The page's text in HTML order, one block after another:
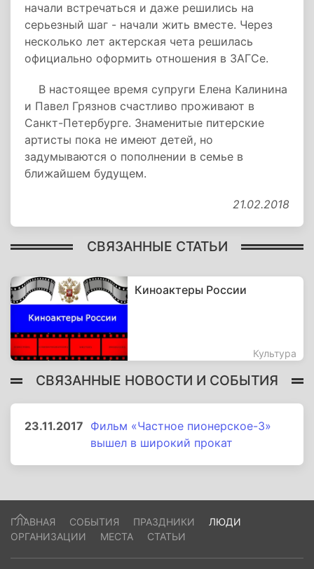
начали встречаться и даже решились на
серьезный шаг - начали жить вместе. Через
несколько лет актерская чета решилась
официально оформить отношения в ЗАГСе.
В настоящее время супруги Елена Калинина
и Павел Грязнов счастливо проживают в
Санкт-Петербурге. Знаменитые питерские
артисты пока не имеют детей, но
задумываются о пополнении в семье в
ближайшем будущем.
21.02.2018
СВЯЗАННЫЕ СТАТЬИ
Киноактеры России
Культура
СВЯЗАННЫЕ НОВОСТИ И СОБЫТИЯ
23.11.2017 Фильм «Частное пионерское-3»
вышел в широкий прокат
ГЛАВНАЯ СОБЫТИЯ ПРАЗДНИКИ
ЛЮДИ
ОРГАНИЗАЦИИ
МЕСТА СТАТЬИ